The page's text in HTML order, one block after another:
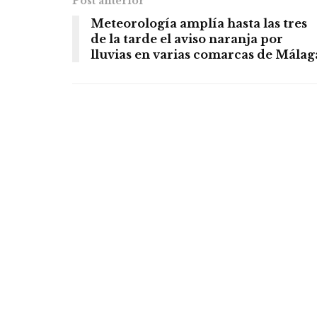
Meteorología amplía hasta las tres
de la tarde el aviso naranja por
lluvias en varias comarcas de